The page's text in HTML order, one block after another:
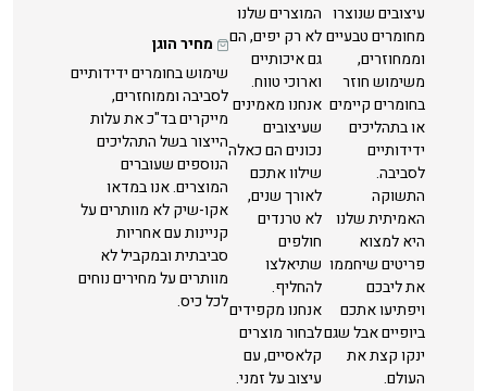
עיצובים שנוצרו
מחומרים טבעיים
וממחוזרים,
משימוש חוזר
בחומרים קיימים
או בתהליכים
ידידותיים
לסביבה.
התשוקה
האמיתית שלנו
היא למצוא
פריטים שיחממו
את ליבכם
ויפתיעו אתכם
ביופיים אבל שגם
ינקו קצת את
העולם.
המוצרים שלנו
לא רק יפים, הם
גם איכותיים
וארוכי טווח.
אנחנו מאמינים
שעיצובים
נכונים הם כאלה
שילוו אתכם
לאורך שנים,
לא טרנדים
חולפים
שתיאלצו
להחליף.
אנחנו מקפידים
לבחור מוצרים
קלאסיים, עם
עיצוב על זמני.
מחיר הוגן
שימוש בחומרים ידידותיים
לסביבה וממוחזרים,
מייקרים בד"כ את עלות
הייצור בשל התהליכים
הנוספים שעוברים
המוצרים. אנו במדאו
אקו-שיק לא מוותרים על
קניינות עם אחריות
סביבתית ובמקביל לא
מוותרים על מחירים נוחים
לכל כיס.